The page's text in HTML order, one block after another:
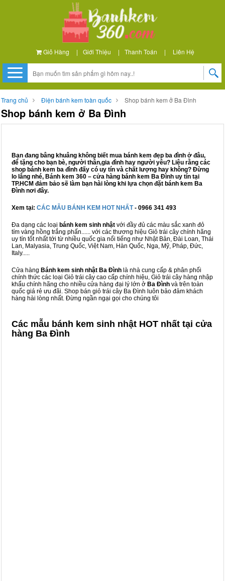
Giỏ Hàng | Giới Thiệu | Thanh Toán | Liên Hệ
Trang chủ Điện bánh kem toàn quốc Shop bánh kem ở Ba Đình
Shop bánh kem ở Ba Đình
Bạn đang bâng khuâng không biết mua bánh kem đẹp ba đình ở đâu,
để tặng cho bạn bè, người thân,gia đình hay người yêu? Liệu rằng các
shop bánh kem ba đình đấy có uy tín và chất lượng hay không? Đừng
lo lắng nhé, Bánh kem 360 – cửa hàng bánh kem Ba Đình uy tín tại
TP.HCM đảm bảo sẽ làm bạn hài lòng khi lựa chọn đặt bánh kem Ba
Đình nơi đây.
Xem tại: CÁC MẪU BÁNH KEM HOT NHẤT- 0966 341 493
Đa dạng các loại bánh kem sinh nhật với đầy đủ các màu sắc xanh đỏ
tím vàng hồng trắng phấn...... với các thương hiệu Giỏ trái cây chính hãng
uy tín tốt nhất tới từ nhiều quốc gia nổi tiếng như Nhật Bản, Đài Loan, Thái
Lan, Malyasia, Trung Quốc, Việt Nam, Hàn Quốc, Nga, Mỹ, Pháp, Đức,
Italy.....
Cửa hàng Bánh kem sinh nhật Ba Đình là nhà cung cấp & phân phối
chính thức các loại Giỏ trái cây cao cấp chính hiệu, Giỏ trái cây hàng nhập
khẩu chính hãng cho nhiều cửa hàng đại lý lớn ở Ba Đình và trên toàn
quốc giá rẻ ưu đãi. Shop bán giỏ trái cây Ba Đình luôn bảo đảm khách
hàng hài lòng nhất. Đừng ngần ngại gọi cho chúng tôi
Các mẫu bánh kem sinh nhật HOT nhất tại cửa
hàng Ba Đình